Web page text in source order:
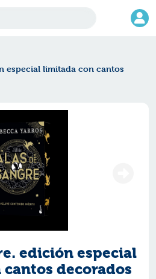
especial limitada con cantos
edición especial
decorados